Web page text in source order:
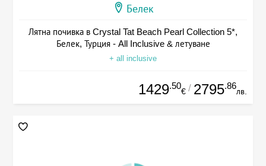
Белек
Лятна почивка в Crystal Tat Beach Pearl Collection 5*,
Белек, Турция - All Inclusive & летуване
+ all inclusive
1429.50
€ / 2795.86
лв.